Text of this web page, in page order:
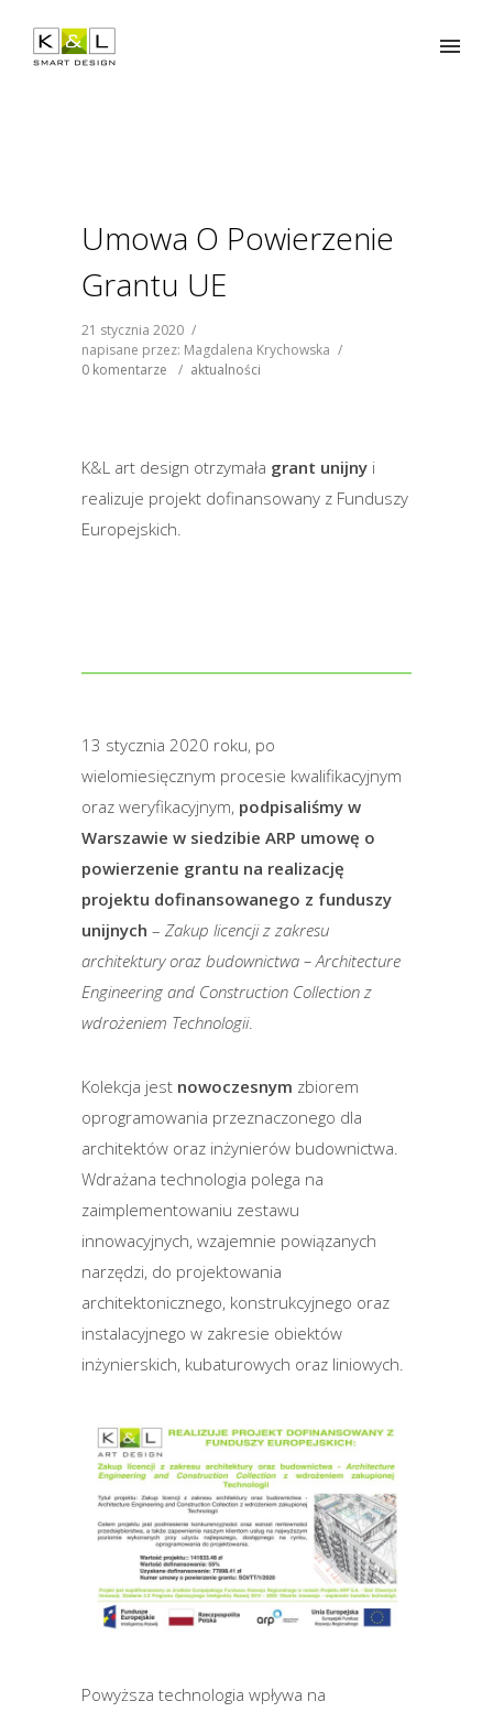
Umowa O Powierzenie
Grantu UE
21 stycznia 2020 /
napisane przez: Magdalena Krychowska /
0 komentarze
/ aktualności
K&L art design otrzymała grant unijny i
realizuje projekt dofinansowany z Funduszy
Europejskich.
13 stycznia 2020 roku, po
wielomiesięcznym procesie kwalifikacyjnym
oraz weryfikacyjnym, podpisaliśmy w
Warszawie w siedzibie ARP umowę o
powierzenie grantu na realizację
projektu dofinansowanego z funduszy
unijnych – Zakup licencji z zakresu
architektury oraz budownictwa – Architecture
Engineering and Construction Collection z
wdrożeniem Technologii.
Kolekcja jest nowoczesnym zbiorem
oprogramowania przeznaczonego dla
architektów oraz inżynierów budownictwa.
Wdrażana technologia polega na
zaimplementowaniu zestawu
innowacyjnych, wzajemnie powiązanych
narzędzi, do projektowania
architektonicznego, konstrukcyjnego oraz
instalacyjnego w zakresie obiektów
inżynierskich, kubaturowych oraz liniowych.
Powyższa technologia wpływa na